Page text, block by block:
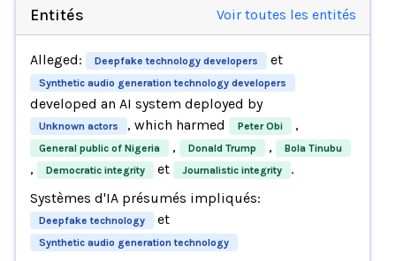
Entités Voir toutes les entités
Alleged: Deepfake technology developers et
Synthetic audio generation technology developers
developed an AI system deployed by
Unknown actors , which harmed Peter Obi ,
General public of Nigeria , Donald Trump , Bola Tinubu
, Democratic integrity et Journalistic integrity
.
Systèmes d'IA présumés impliqués:
Deepfake technology et
Synthetic audio generation technology